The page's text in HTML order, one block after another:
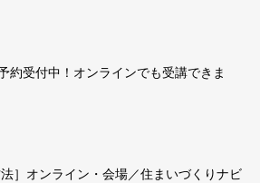
約受付中！オンラインでも受講できま
］オンライン・会場／住まいづくりナビ